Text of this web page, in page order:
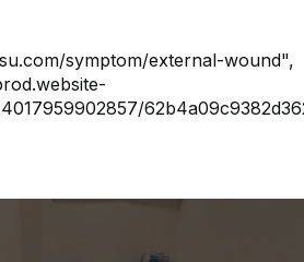
"@type":
"外傷", "url":
symptom/external-wound",